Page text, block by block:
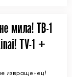
мила! ТВ-1
TV-1 +
извращенец!